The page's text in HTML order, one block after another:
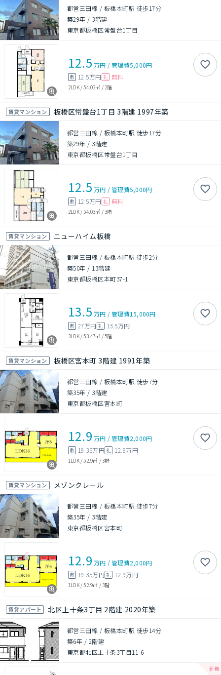
都営三田線 / 板橋本町駅 徒歩17分
築29年 / 3階建
東京都板橋区常盤台1丁目
12.5 万円 /管理費5,000円
敷 12.5万円 礼 無料
2LDK/54.03㎡ / 2階
賃貸マンション 板橋区常盤台1丁目 3階建 1997年築
都営三田線 / 板橋本町駅 徒歩17分
築29年 / 3階建
東京都板橋区常盤台1丁目
12.5 万円 /管理費5,000円
敷 12.5万円 礼 無料
2LDK/54.03㎡ /3階
賃貸マンション ニューハイム板橋
都営三田線 / 板橋本町駅 徒歩2分
築50年 / 13階建
東京都板橋区本町37-1
13.5 万円 /管理費15,000円
敷 27万円 礼 13.5万円
3LDK/53.47㎡ /5階
賃貸マンション 板橋区宮本町 3階建 1991年築
都営三田線 / 板橋本町駅 徒歩7分
築35年 / 3階建
東京都板橋区宮本町
12.9 万円 /管理費2,000円
敷 19.35万円礼 12.9万円
1LDK/52.9㎡ /3階
賃貸マンション メゾンクレール
都営三田線 / 板橋本町駅 徒歩7分
築35年 / 3階建
東京都板橋区宮本町
12.9 万円 /管理費2,000円
敷 19.35万円礼 12.9万円
1LDK/52.9㎡ /3階
賃貸アパート 北区上十条3丁目 2階建 2020年築
都営三田線 / 板橋本町駅 徒歩14分
築6年 / 2階建
東京都北区上十条3丁目11-6